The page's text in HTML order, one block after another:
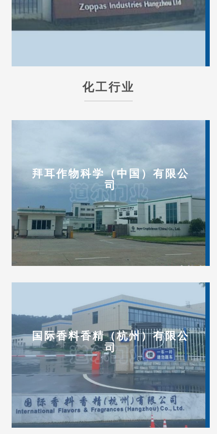
化工行业
拜耳作物科学（中国）有限公
司
国际香料香精（杭州）有限公
司